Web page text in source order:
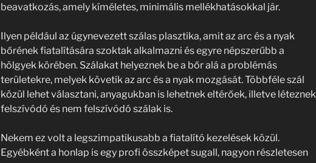
beavatkozás, amely kíméletes, minimális mellékhatásokkal jár.
Ilyen például az úgynevezett szálas plasztika, amit az arc és a nyak
bőrének fiatalítására szoktak alkalmazni és egyre népszerűbb a
hölgyek körében. Szálakat helyeznek be a bőr alá a problémás
területekre, melyek követik az arc és a nyak mozgását. Többféle szál
közül lehet választani, anyagukban is lehetnek eltérőek, illetve léteznek
felszívódó és nem felszívódó szálak is.
Nekem ez volt a legszimpatikusabb a fiatalító kezelések közül.
Egyébként a honlap is egy profi összképet sugall, nagyon részletesen